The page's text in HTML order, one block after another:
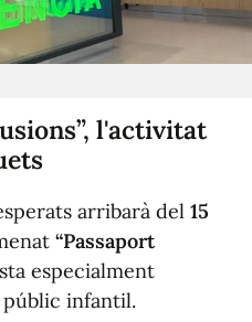
l'activitat
arribarà del 15
“Passaport
especialment
públic infantil.